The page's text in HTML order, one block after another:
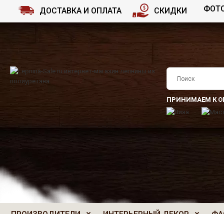
ДОСТАВКА И ОПЛАТА СКИДКИ
ПРИНИМАЕМ К